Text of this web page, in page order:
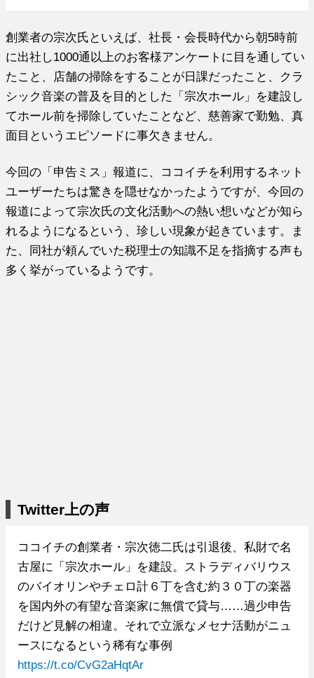
創業者の宗次氏といえば、社長・会長時代から朝5時前
に出社し1000通以上のお客様アンケートに目を通してい
たこと、店舗の掃除をすることが日課だったこと、クラ
シック音楽の普及を目的とした「宗次ホール」を建設し
てホール前を掃除していたことなど、慈善家で勤勉、真
面目というエピソードに事欠きません。
今回の「申告ミス」報道に、ココイチを利用するネット
ユーザーたちは驚きを隠せなかったようですが、今回の
報道によって宗次氏の文化活動への熱い想いなどが知ら
れるようになるという、珍しい現象が起きています。ま
た、同社が頼んでいた税理士の知識不足を指摘する声も
多く挙がっているようです。
Twitter上の声
ココイチの創業者・宗次徳二氏は引退後、私財で名
古屋に「宗次ホール」を建設。ストラディバリウス
のバイオリンやチェロ計６丁を含む約３０丁の楽器
を国内外の有望な音楽家に無償で貸与……過少申告
だけど見解の相違。それで立派なメセナ活動がニュ
ースになるという稀有な事例
https://t.co/CvG2aHqtAr